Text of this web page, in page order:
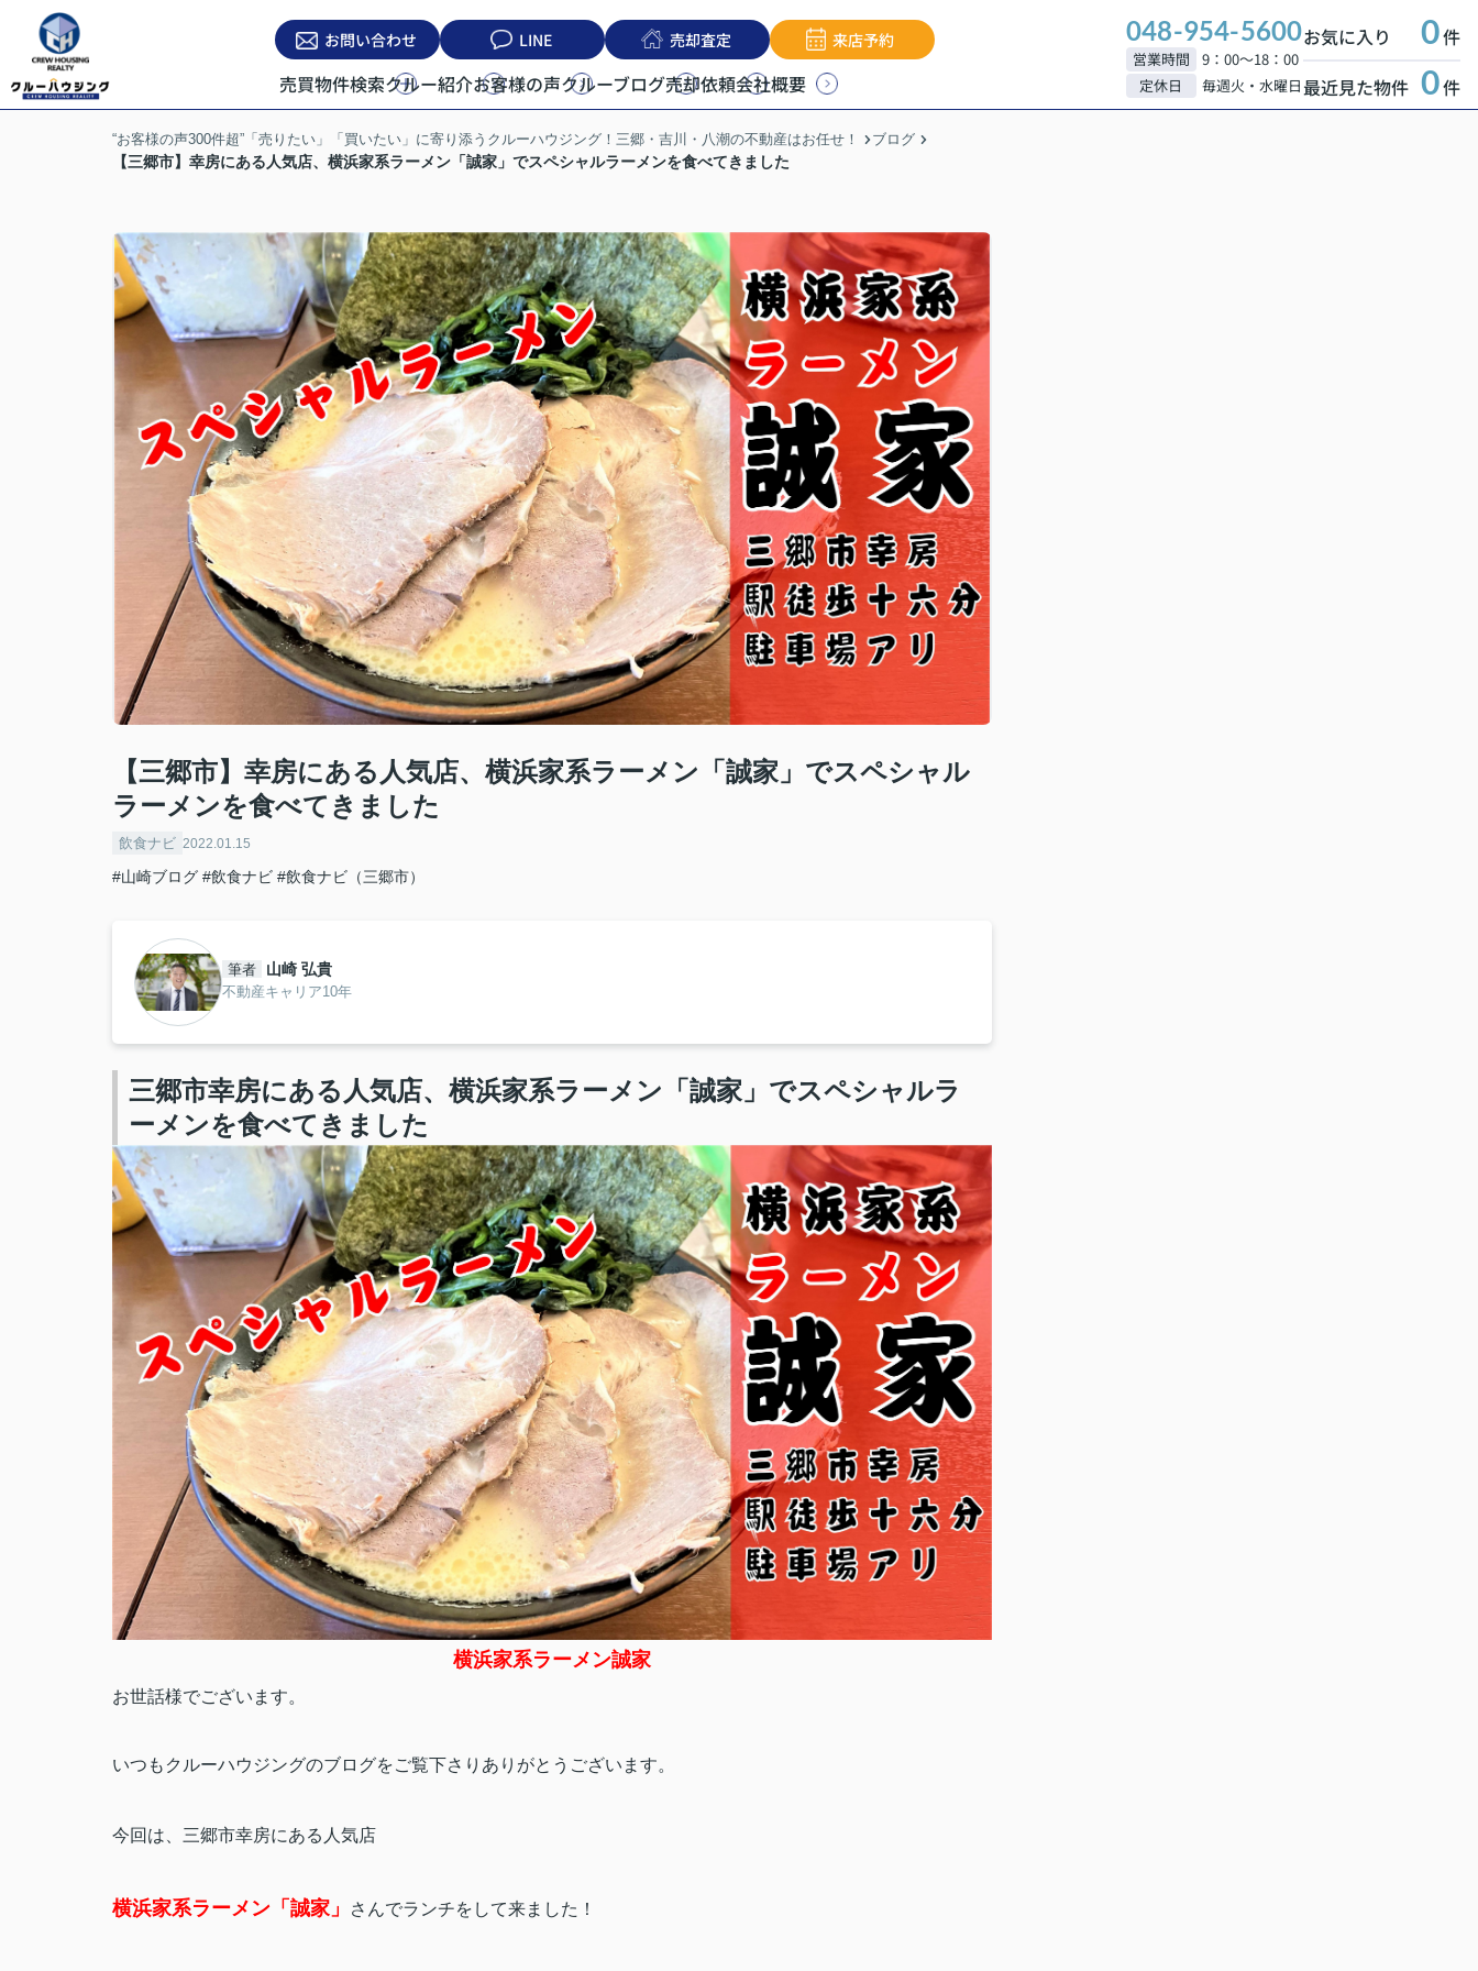
お問い合わせ LINE 売却査定 来店予約
売買物件検索クルー紹介お客様の声クルーブログ売却依頼会社概要
048-954-5600
営業時間
9：00～18：00
定休日
毎週火・水曜日
お気に入り 0件
最近見た物件 0件
“お客様の声300件超”「売りたい」「買いたい」に寄り添うクルーハウジング！三郷・吉川・八潮の不動産はお任せ！ ブログ
【三郷市】幸房にある人気店、横浜家系ラーメン「誠家」でスペシャルラーメンを食べてきました
【三郷市】幸房にある人気店、横浜家系ラーメン「誠家」でスペシャル
ラーメンを食べてきました
飲食ナビ 2022.01.15
#山崎ブログ #飲食ナビ #飲食ナビ（三郷市）
筆者 山崎 弘貴
不動産キャリア10年
三郷市幸房にある人気店、横浜家系ラーメン「誠家」でスペシャルラ
ーメンを食べてきました
横浜家系ラーメン誠家
お世話様でございます。
いつもクルーハウジングのブログをご覧下さりありがとうございます。
今回は、三郷市幸房にある人気店
横浜家系ラーメン「誠家」 さんでランチをして来ました！